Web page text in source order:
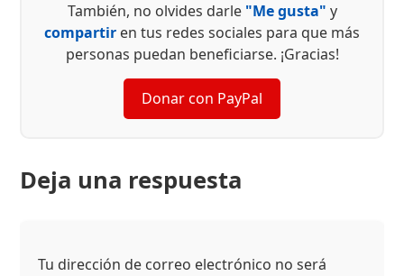
También, no olvides darle "Me gusta" y
compartir en tus redes sociales para que más
personas puedan beneficiarse. ¡Gracias!
Donar con PayPal
Deja una respuesta
Tu dirección de correo electrónico no será